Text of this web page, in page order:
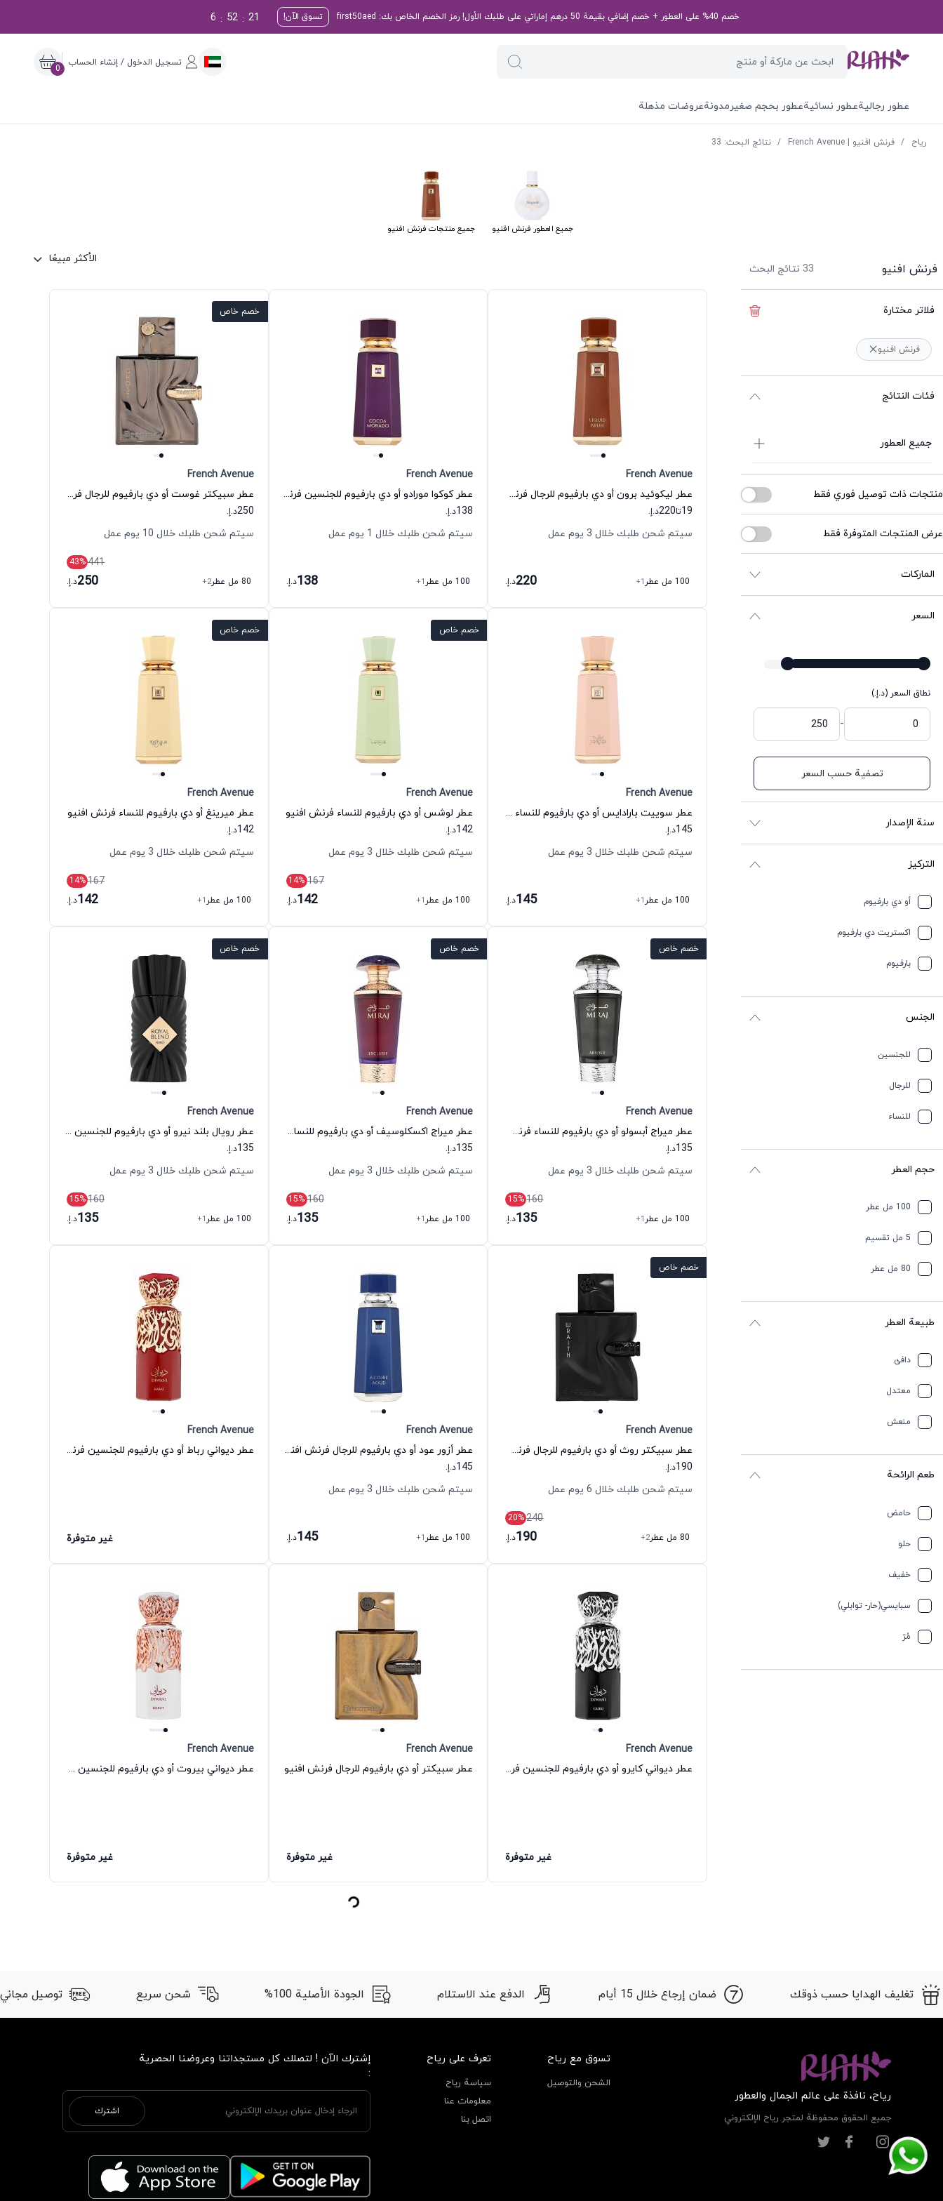
خصم 40% على العطور + خصم إضافي بقيمة 50 درهم إماراتي على طلبك الأول! رمز الخصم الخاص بك: first50aed تسوق الآن! 20
:
52
:
6
تسجيل الدخول / إنشاء الحساب
0
عطور رجاليةعطور نسائيةعطور بحجم صغيرمدونةعروضات مذهلة
ریاح / فرنش افنيو | French Avenue / نتائج البحث: 33
جميع العطور فرنش افنيو جميع منتجات فرنش افنيو
فرنش افنيو 33 نتائج البحث
الأكثر مبيعًا
فلاتر مختارة
فرنش افنيو
فئات النتائج
جميع العطور
منتجات ذات توصيل فوري فقط
عرض المنتجات المتوفرة فقط
الماركات
السعر
نطاق السعر (د.إ.)
-
تصفية حسب السعر
سنة الإصدار
التركيز
أو دي بارفيوم
اكستريت دي بارفيوم
بارفيوم
الجنس
للجنسين
للرجال
للنساء
حجم العطر
100 مل عطر
5 مل تقسيم
80 مل عطر
طبيعة العطر
دافئ
معتدل
منعش
طعم الرائحة
حامض
حلو
خفیف
سبایسي(حار- توابلي)
مُرّ
French Avenue
عطر ليكوئيد برون أو دي بارفيوم للرجال فرنش افنيو
19تا220د.إ.
سيتم شحن طلبك خلال 3 يوم عمل
100 مل عطر +1
220د.إ.
French Avenue
عطر كوكوا مورادو أو دي بارفيوم للجنسين فرنش افنيو
138د.إ.
سيتم شحن طلبك خلال 1 يوم عمل
100 مل عطر +1
138د.إ.
خصم خاص
French Avenue
عطر سبيكتر غوست أو دي بارفيوم للرجال فرنش افنيو
250د.إ.
سيتم شحن طلبك خلال 10 يوم عمل
441
43%
80 مل عطر
+2
250د.إ.
French Avenue
عطر سوييت بارادايس أو دي بارفيوم للنساء فرنش افنيو
145د.إ.
سيتم شحن طلبك خلال 3 يوم عمل
100 مل عطر +1
145د.إ.
خصم خاص
French Avenue
عطر لوشس أو دي بارفيوم للنساء فرنش افنيو
142د.إ.
سيتم شحن طلبك خلال 3 يوم عمل
167
14%
100 مل عطر
+1
142د.إ.
خصم خاص
French Avenue
عطر ميرينغ أو دي بارفيوم للنساء فرنش افنيو
142د.إ.
سيتم شحن طلبك خلال 3 يوم عمل
167
14%
100 مل عطر
+1
142د.إ.
خصم خاص
French Avenue
عطر ميراج أبسولو أو دي بارفيوم للنساء فرنش افنيو
135د.إ.
سيتم شحن طلبك خلال 3 يوم عمل
160
15%
100 مل عطر
+1
135د.إ.
خصم خاص
French Avenue
عطر ميراج اكسكلوسيف أو دي بارفيوم للنساء فرنش افنيو
135د.إ.
سيتم شحن طلبك خلال 3 يوم عمل
160
15%
100 مل عطر
+1
135د.إ.
خصم خاص
French Avenue
عطر رويال بلند نيرو أو دي بارفيوم للجنسين فرنش افنيو
135د.إ.
سيتم شحن طلبك خلال 3 يوم عمل
160
15%
100 مل عطر
+1
135د.إ.
خصم خاص
French Avenue
عطر سبيكتر روث أو دي بارفيوم للرجال فرنش افنيو
190د.إ.
سيتم شحن طلبك خلال 6 يوم عمل
240
20%
80 مل عطر
+2
190د.إ.
French Avenue
عطر أزور عود أو دي بارفيوم للرجال فرنش افنيو
145د.إ.
سيتم شحن طلبك خلال 3 يوم عمل
100 مل عطر +1
145د.إ.
French Avenue
عطر ديواني رباط أو دي بارفيوم للجنسين فرنش افنيو
غير متوفرة
French Avenue
عطر ديواني كايرو أو دي بارفيوم للجنسين فرنش افنيو
غير متوفرة
French Avenue
عطر سبيكتر أو دي بارفيوم للرجال فرنش افنيو
غير متوفرة
French Avenue
عطر ديواني بيروت أو دي بارفيوم للجنسين فرنش افنيو
غير متوفرة
تغليف الهدايا حسب ذوقك ضمان إرجاع خلال 15 أيام الدفع عند الاستلام الجودة الأصلية 100% شحن سريع توصيل مجاني
ریاح، نافذة على عالم الجمال والعطور
جميع الحقوق محفوظة لمتجر ریاح الإلكتروني
تسوق مع رياح
الشحن والتوصيل
تعرف على رياح
سياسة رياح
معلومات عنا
اتصل بنا
إشترك الآن ! لتصلك كل مستجداتنا وعروضنا الحصرية
:
اشترك